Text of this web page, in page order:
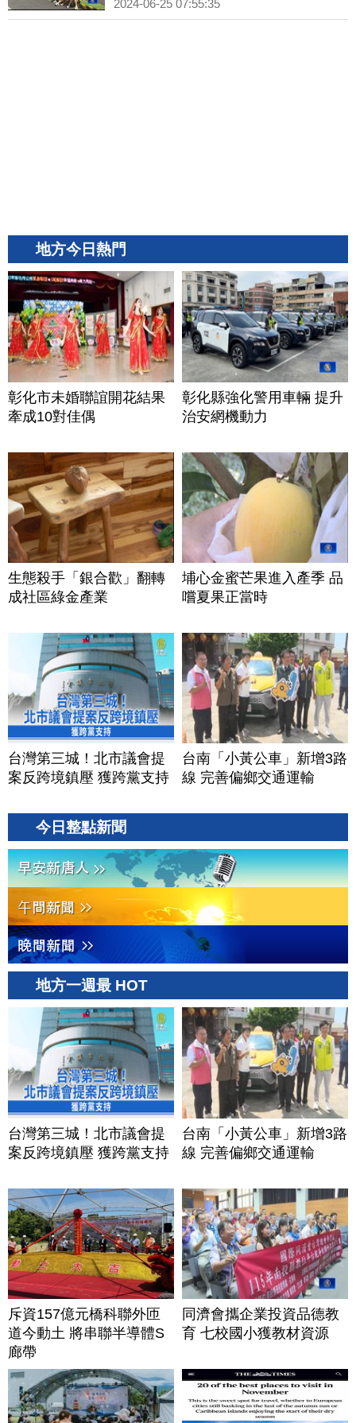
2024-06-25 07:55:35
地方今日熱門
彰化市未婚聯誼開花結果
牽成10對佳偶
彰化縣強化警用車輛 提升
治安網機動力
生態殺手「銀合歡」翻轉
成社區綠金產業
埔心金蜜芒果進入產季 品
嚐夏果正當時
台灣第三城！北市議會提
案反跨境鎮壓 獲跨黨支持
台南「小黃公車」新增3路
線 完善偏鄉交通運輸
今日整點新聞
地方一週最 HOT
台灣第三城！北市議會提
案反跨境鎮壓 獲跨黨支持
台南「小黃公車」新增3路
線 完善偏鄉交通運輸
斥資157億元橋科聯外匝
道今動土 將串聯半導體S
廊帶
同濟會攜企業投資品德教
育 七校國小獲教材資源